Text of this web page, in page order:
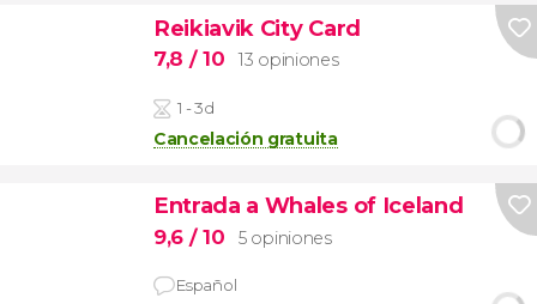
Reikiavik City Card
7,8 / 10 13 opiniones
1 - 3d
Cancelación gratuita
Entrada a Whales of Iceland
9,6 / 10 5 opiniones
Español